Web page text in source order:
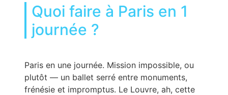
Quoi faire à Paris en 1
journée ?
Paris en une journée. Mission impossible, ou
plutôt — un ballet serré entre monuments,
frénésie et impromptus. Le Louvre, ah, cette